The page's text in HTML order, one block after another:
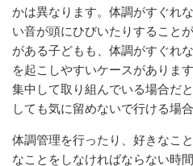
かは異なります。体調がすぐれ
い音が頭にひびいたりすること
がある子どもも、体調がすぐれ
を起こしやすいケースがありま
集中して取り組んでいる場合だ
しても気に留めないで行ける場
体調管理を行ったり、好きなこ
なことをしなければならない時